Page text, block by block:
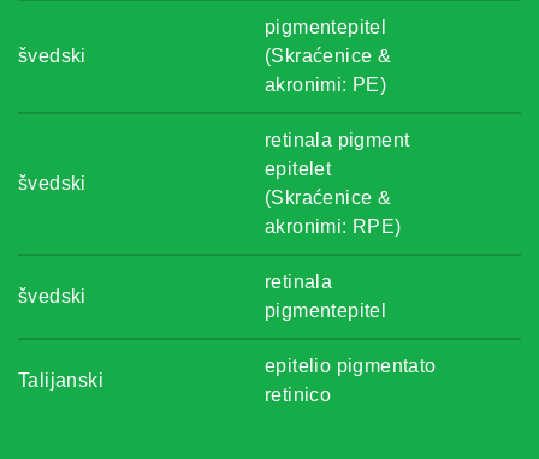
švedski
pigmentepitel
(Skraćenice &
akronimi: PE)
švedski
retinala pigment
epitelet
(Skraćenice &
akronimi: RPE)
švedski
retinala
pigmentepitel
Talijanski
epitelio pigmentato
retinico